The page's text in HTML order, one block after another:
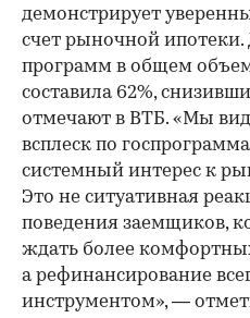
демонстрирует
счет рыночной
программ в общем
составила 62%,
отмечают в ВТБ. «Мы
всплеск по
системный интерес к
Это не ситуативная
поведения заемщиков,
ждать более
а рефинансирование
инструментом», —